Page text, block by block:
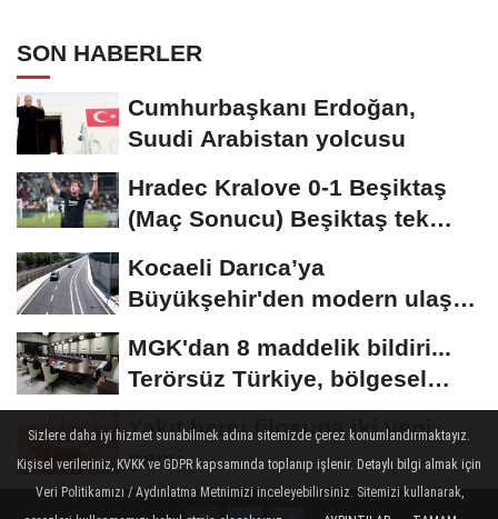
SON HABERLER
Cumhurbaşkanı Erdoğan,
Suudi Arabistan yolcusu
Hradec Kralove 0-1 Beşiktaş
(Maç Sonucu) Beşiktaş tek
Kocaeli Darıca’ya
Büyükşehir'den modern ulaşım
MGK'dan 8 maddelik bildiri...
Terörsüz Türkiye, bölgesel
güvenlik...
Yakıt barcı filosuna iki yeni
gemi
Sizlere daha iyi hizmet sunabilmek adına sitemizde çerez konumlandırmaktayız.
Kişisel verileriniz, KVKK ve GDPR kapsamında toplanıp işlenir. Detaylı bilgi almak için
Veri Politikamızı / Aydınlatma Metnimizi inceleyebilirsiniz. Sitemizi kullanarak,